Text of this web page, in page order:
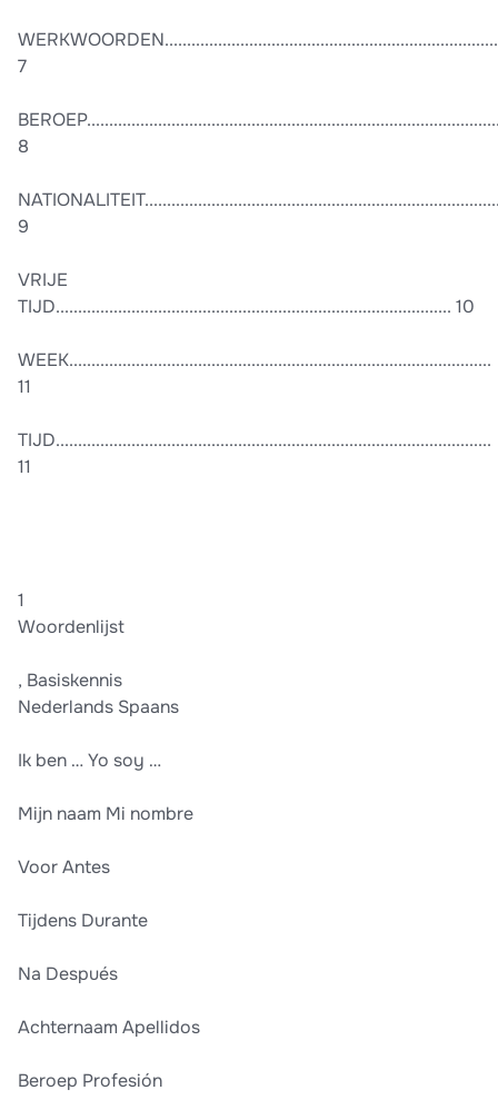
7
8
9
VRIJE
TIJD......................................................................................... 10
WEEK...............................................................................................
11
TIJD..................................................................................................
11
1
Woordenlijst
, Basiskennis
Nederlands Spaans
Ik ben … Yo soy …
Mijn naam Mi nombre
Voor Antes
Tijdens Durante
Na Después
Achternaam Apellidos
Beroep Profesión